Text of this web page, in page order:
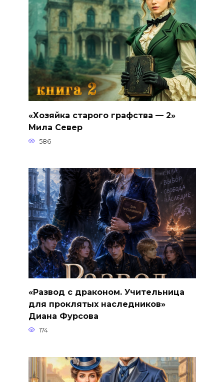
«Хозяйка старого графства — 2»
Мила Север
586
«Развод с драконом. Учительница
для проклятых наследников»
Диана Фурсова
174